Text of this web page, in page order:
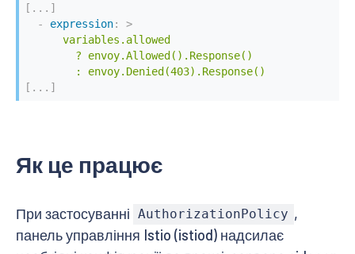
[ ... ]
-
expression:
>
      variables.allowed
        ? envoy.Allowed().Response()
        : envoy.Denied(403).Response()
[ ... ]
Як це працює
При застосуванні AuthorizationPolicy ,
панель управління Istio (istiod) надсилає